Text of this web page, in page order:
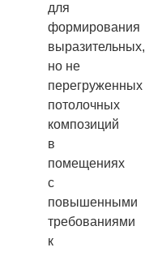
для
формирования
выразительных,
но не
перегруженных
потолочных
композиций
в
помещениях
с
повышенными
требованиями
к